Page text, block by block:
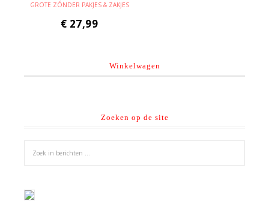
GROTE ZÓNDER PAKJES & ZAKJES
€ 27,99
Winkelwagen
Zoeken op de site